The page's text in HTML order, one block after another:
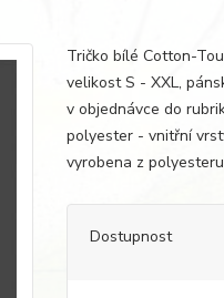
Tričko bílé Cotton-
velikost S - XXL,
v objednávce do
polyester - vnitřní
vyrobena z
Dostupnost